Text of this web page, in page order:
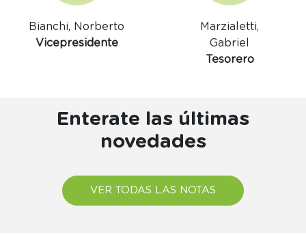
Bianchi, Norberto
Vicepresidente
Marzialetti,
Gabriel
Tesorero
Enterate las últimas
novedades
VER TODAS LAS NOTAS